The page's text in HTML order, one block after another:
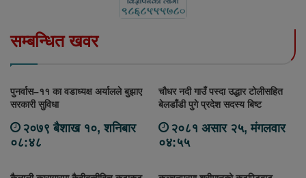
सम्बन्धित खवर
पुनर्वास–११ का वडाध्यक्ष अर्यालले बुझाए
सरकारी सुविधा
२०७९ बैशाख १०, शनिबार
०८:४८
चौधर नदी गाउँ पस्दा उद्धार टोलीसहित
बेलडाँडी पुगे प्रदेश सदस्य बिष्ट
२०८१ असार २५, मंगलवार
०४:५५